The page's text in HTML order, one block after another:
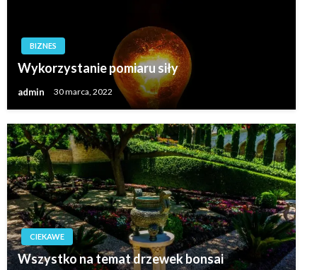
BIZNES
Wykorzystanie pomiaru siły
admin 30 marca, 2022
CIEKAWE
Wszystko na temat drzewek bonsai